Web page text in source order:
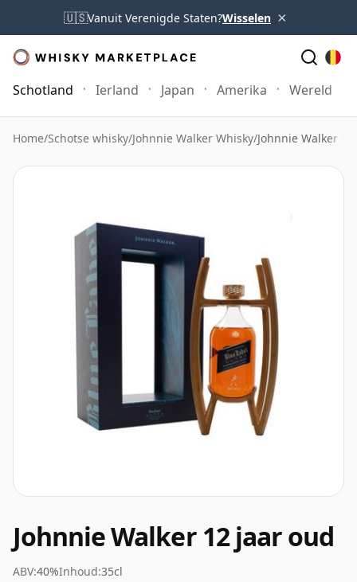
🇺🇸Vanuit Verenigde Staten?Wisselen ×
Schotland Ierland Japan Amerika Wereld
Home/Schotse whisky/Johnnie Walker Whisky/Johnnie Walker
Johnnie Walker 12 jaar oud
ABV:40%Inhoud:35cl